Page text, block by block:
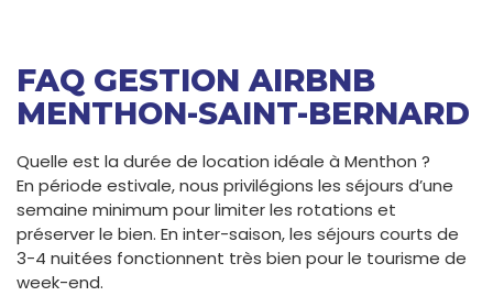
FAQ GESTION AIRBNB
MENTHON-SAINT-BERNARD
Quelle est la durée de location idéale à Menthon ?
En période estivale, nous privilégions les séjours d’une
semaine minimum pour limiter les rotations et
préserver le bien. En inter-saison, les séjours courts de
3-4 nuitées fonctionnent très bien pour le tourisme de
week-end.